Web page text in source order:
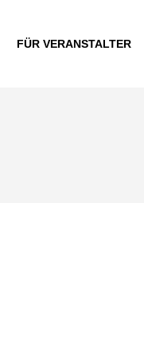
FÜR VERANSTALTER